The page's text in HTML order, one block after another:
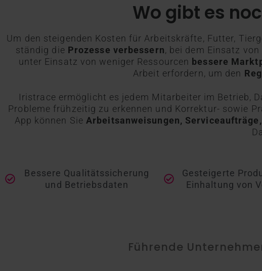
Wo gibt es
Um den steigenden Kosten für Arbeitskräfte, Futter,
ständig die Prozesse verbessern, bei dem Einsatz
unter Einsatz von weniger Ressourcen bessere
Arbeit erfordern, um den
Iristrace ermöglicht es jedem Mitarbeiter im Betrieb,
Probleme frühzeitig zu erkennen und Korrektur- sowie
App können Sie Arbeitsanweisungen,
Bessere Qualitätssicherung
und Betriebsdaten
Gesteigerte
Einhaltung von
Führende